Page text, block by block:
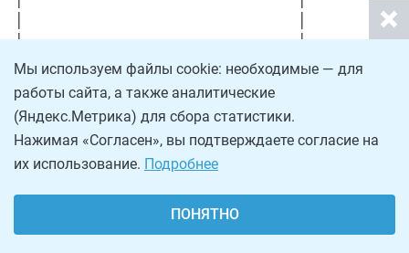
Мы используем файлы cookie: необходимые — для
работы сайта, а также аналитические
(Яндекс.Метрика) для сбора статистики.
Нажимая «Согласен», вы подтверждаете согласие на
их использование. Подробнее
ПОНЯТНО